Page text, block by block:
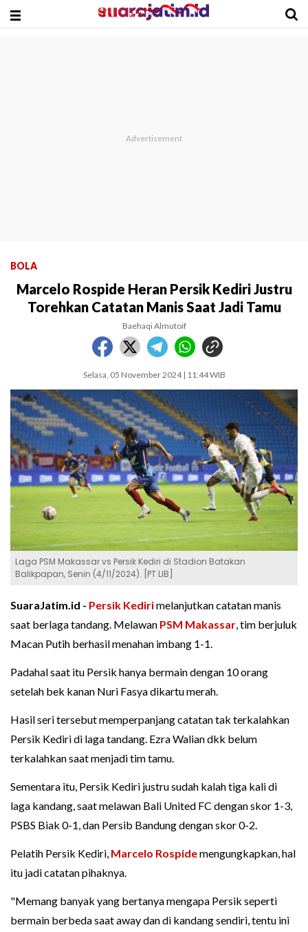
BOLA
Marcelo Rospide Heran Persik Kediri Justru
Torehkan Catatan Manis Saat Jadi Tamu
Baehaqi Almutoif
Selasa, 05 November 2024 | 11:44 WIB
Laga PSM Makassar vs Persik Kediri di Stadion Batakan
Balikpapan, Senin (4/11/2024). [PT LIB]
SuaraJatim.id - Persik Kedirimelanjutkan catatan manis
saat berlaga tandang. Melawan PSM Makassar, tim berjuluk
Macan Putih berhasil menahan imbang 1-1.
Padahal saat itu Persik hanya bermain dengan 10 orang
setelah bek kanan Nuri Fasya dikartu merah.
Hasil seri tersebut memperpanjang catatan tak terkalahkan
Persik Kediri di laga tandang. Ezra Walian dkk belum
terkalahkan saat menjadi tim tamu.
Sementara itu, Persik Kediri justru sudah kalah tiga kali di
laga kandang, saat melawan Bali United FC dengan skor 1-3,
PSBS Biak 0-1, dan Persib Bandung dengan skor 0-2.
Pelatih Persik Kediri, Marcelo Rospidemengungkapkan, hal
itu jadi catatan pihaknya.
"Memang banyak yang bertanya mengapa Persik seperti
bermain berbeda saat away dan di kandang sendiri, tentu ini